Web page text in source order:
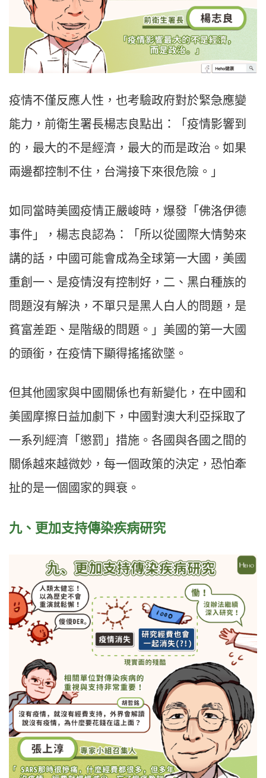
疫情不僅反應人性，也考驗政府對於緊急應變
能力，前衛生署長楊志良點出：「疫情影響到
的，最大的不是經濟，最大的而是政治。如果
兩邊都控制不住，台灣接下來很危險。」
如同當時美國疫情正嚴峻時，爆發「佛洛伊德
事件」，楊志良認為：「所以從國際大情勢來
講的話，中國可能會成為全球第一大國，美國
重創一、是疫情沒有控制好，二、黑白種族的
問題沒有解決，不單只是黑人白人的問題，是
貧富差距、是階級的問題。」美國的第一大國
的頭銜，在疫情下顯得搖搖欲墜。
但其他國家與中國關係也有新變化，在中國和
美國摩擦日益加劇下，中國對澳大利亞採取了
一系列經濟「懲罰」措施。各國與各國之間的
關係越來越微妙，每一個政策的決定，恐怕牽
扯的是一個國家的興衰。
九、更加支持傳染疾病研究